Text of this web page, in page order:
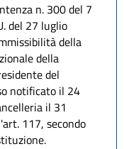
n. 300 del 7
del 27 luglio
della
della
del
notificato il 24
il 31
117, secondo